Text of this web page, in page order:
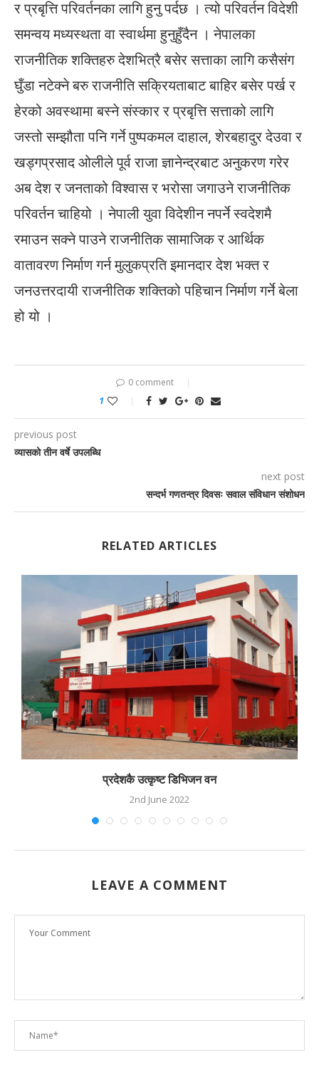
र प्रबृत्ति परिवर्तनका लागि हुनु पर्दछ । त्यो परिवर्तन विदेशी
समन्वय मध्यस्थता वा स्वार्थमा हुनुहुँदैन । नेपालका
राजनीतिक शक्तिहरु देशभित्रै बसेर सत्ताका लागि कसैसंग
घुँडा नटेक्ने बरु राजनीति सक्रियताबाट बाहिर बसेर पर्ख र
हेरको अवस्थामा बस्ने संस्कार र प्रबृत्ति सत्ताको लागि
जस्तो सम्झौता पनि गर्ने पुष्पकमल दाहाल, शेरबहादुर देउवा र
खड्गप्रसाद ओलीले पूर्व राजा ज्ञानेन्द्रबाट अनुकरण गरेर
अब देश र जनताको विश्वास र भरोसा जगाउने राजनीतिक
परिवर्तन चाहियो । नेपाली युवा विदेशीन नपर्ने स्वदेशमै
रमाउन सक्ने पाउने राजनीतिक सामाजिक र आर्थिक
वातावरण निर्माण गर्न मुलुकप्रति इमानदार देश भक्त र
जनउत्तरदायी राजनीतिक शक्तिको पहिचान निर्माण गर्ने बेला
हो यो ।
0 comment
1
previous post
व्यासको तीन वर्षे उपलब्धि
next post
सन्दर्भ गणतन्त्र दिवसः सवाल संविधान संशोधन
RELATED ARTICLES
प्रदेशकै उत्कृष्ट डिभिजन वन
2nd June 2022
LEAVE A COMMENT